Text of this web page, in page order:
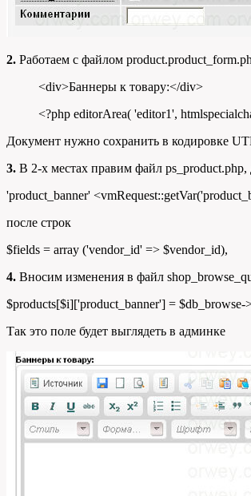
2. Работаем с файлом
<div>Баннеры к товару:</div>
<?php editorArea( 'editor1',
Документ нужно сохранить в кодировке
3. В 2-х местах правим файл
'product_banner' <vmRequest::getVar(
после строк
$fields = array ('vendor_id' => $vendor_id),
4. Вносим изменения в файл
$products[$i]['product_banner'] = $db_browse-
Так это поле будет выглядеть в админке